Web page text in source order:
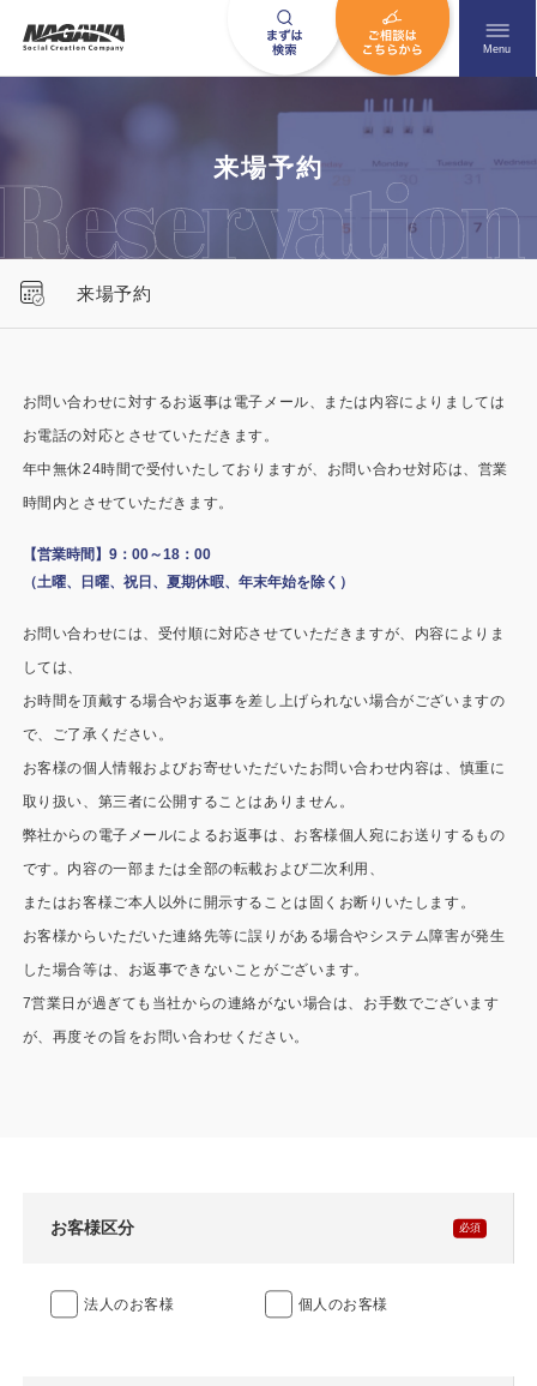
メニュ
Menu
お問い合わせはこちら
営業時間AM 9:00〜PM6:00
HOME
ニュース一覧
倉庫・工場
店舗
勉強部屋・子供部屋
休憩室・喫煙室
危険物保管庫
よくあるご質問
その他
お問い合わせ
利用規約
来場予約
来場予約
お問い合わせに対するお返事は電子メール、または内容によりましては
お電話の対応とさせていただきます。
年中無休24時間で受付いたしておりますが、お問い合わせ対応は、営業
時間内とさせていただきます。
【営業時間】9：00～18：00
（土曜、日曜、祝日、夏期休暇、年末年始を除く）
お問い合わせには、受付順に対応させていただきますが、内容によりま
しては、
お時間を頂戴する場合やお返事を差し上げられない場合がございますの
で、ご了承ください。
お客様の個人情報およびお寄せいただいたお問い合わせ内容は、慎重に
取り扱い、第三者に公開することはありません。
弊社からの電子メールによるお返事は、お客様個人宛にお送りするもの
です。内容の一部または全部の転載および二次利用、
またはお客様ご本人以外に開示することは固くお断りいたします。
お客様からいただいた連絡先等に誤りがある場合やシステム障害が発生
した場合等は、お返事できないことがございます。
7営業日が過ぎても当社からの連絡がない場合は、お手数でございます
が、再度その旨をお問い合わせください。
お客様区分
法人のお客様 個人のお客様